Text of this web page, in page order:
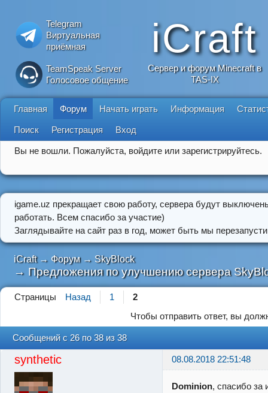
Telegram
Виртуальная
приёмная
TeamSpeak Server
Голосовое общение
iCraft
Сервер и форум Minecraft в
TAS-IX
Главная Форум Начать играть Информация
Поиск Регистрация Вход
Вы не вошли. Пожалуйста, войдите или зарегистрируйтесь.
igame.uz прекращает свою работу, сервера будут
работать. Всем спасибо за участие)
Заглядывайте на сайт раз в год, может быть мы
iCraft → Форум → SkyBlock
→ Предложения по улучшению сервера
Страницы Назад 1
2
Чтобы отправить ответ, вы
Сообщений с 26 по 38 из 38
synthetic 08.08.2018 22:51:48
Dominion, спасибо за